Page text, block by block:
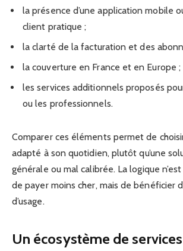
la présence d’une application mobile
client pratique ;
la clarté de la facturation et des
la couverture en France et en Europe ;
les services additionnels proposés
ou les professionnels.
Comparer ces éléments permet de
adapté à son quotidien, plutôt qu’une
générale ou mal calibrée. La logique
de payer moins cher, mais de bénéficier
d’usage.
Un écosystème de